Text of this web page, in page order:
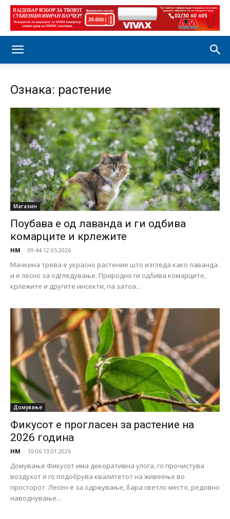
Ознака: растение
Магазин
Поубава е од лаванда и ги одбива
комарците и крлежите
НМ - 09:44 12.05.2026
Мачкина трева е украсно растение што изгледа како лаванда
и е лесно за одгледување. Природно ги одбива комарците,
крлежите и другите инсекти, па затоа...
Домување
Фикусот е прогласен за растение на
2026 година
НМ - 10:06 13.01.2026
Домување Фикусот има декоративна улога, го прочистува
воздухот и го подобрува квалитетот на живеење во
просторот. Лесен е за одржување, бара светло место, редовно
наводнување...